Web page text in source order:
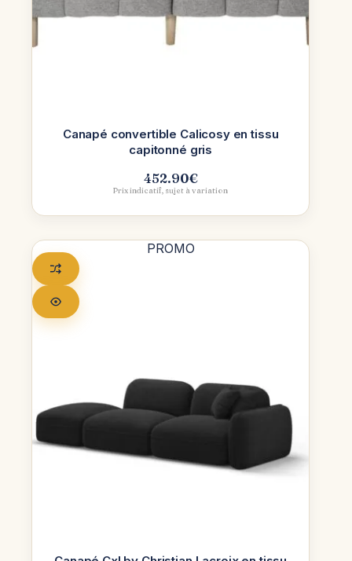
Canapé convertible Calicosy en tissu
capitonné gris
452.90€
Prix indicatif, sujet à variation
PROMO